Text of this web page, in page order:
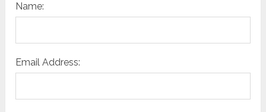
Name:
Email Address: